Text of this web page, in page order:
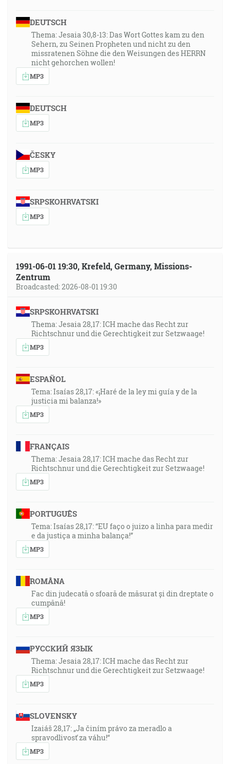
DEUTSCH
Thema: Jesaia 30,8-13: Das Wort Gottes kam zu den
Sehern, zu Seinen Propheten und nicht zu den
missratenen Söhne die den Weisungen des HERRN
nicht gehorchen wollen!
MP3
DEUTSCH
MP3
ČESKY
MP3
SRPSKOHRVATSKI
MP3
1991-06-01 19:30, Krefeld, Germany, Missions-
Zentrum
Broadcasted: 2026-08-01 19:30
SRPSKOHRVATSKI
Thema: Jesaia 28,17: ICH mache das Recht zur
Richtschnur und die Gerechtigkeit zur Setzwaage!
MP3
ESPAÑOL
Tema: Isaías 28,17: «¡Haré de la ley mi guía y de la
justicia mi balanza!»
MP3
FRANÇAIS
Thema: Jesaia 28,17: ICH mache das Recht zur
Richtschnur und die Gerechtigkeit zur Setzwaage!
MP3
PORTUGUÊS
Tema: Isaías 28,17: “EU faço o juizo a linha para medir
e da justiça a minha balança!”
MP3
ROMÂNA
Fac din judecată o sfoară de măsurat și din dreptate o
cumpănă!
MP3
РУССКИЙ ЯЗЫК
Thema: Jesaia 28,17: ICH mache das Recht zur
Richtschnur und die Gerechtigkeit zur Setzwaage!
MP3
SLOVENSKY
Izaiáš 28,17: „Ja činím právo za meradlo a
spravodlivosť za váhu!“
MP3